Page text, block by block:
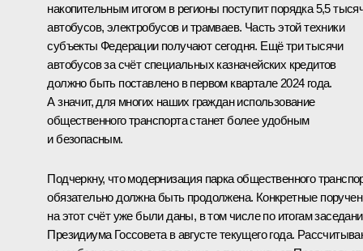
накопительным итогом в регионы поступит порядка 5,5
автобусов, электробусов и трамваев. Часть этой техники
субъекты Федерации получают сегодня. Ещё три тысячи
автобусов за счёт специальных казначейских кредитов
должно быть поставлено в первом квартале 2024 года.
А значит, для многих наших граждан использование
общественного транспорта станет более удобным
и безопасным.
Подчеркну, что модернизация парка общественного
обязательно должна быть продолжена. Конкретные
на этот счёт уже были даны, в том числе по итогам
Президиума Госсовета в августе текущего года.